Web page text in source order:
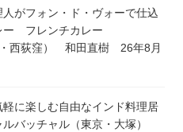
がフォン・ド・ヴォーで仕込
ー フレンチカレー
西荻窪） 和田直樹 26年8月
軽に楽しむ自由なインド料理居
バッチャル（東京・大塚）